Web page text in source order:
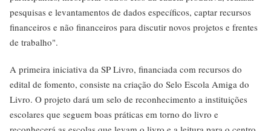
pesquisas e levantamentos de dados específicos, captar recursos
financeiros e não financeiros para discutir novos projetos e frentes
de trabalho".
A primeira iniciativa da SP Livro, financiada com recursos do
edital de fomento, consiste na criação do Selo Escola Amiga do
Livro. O projeto dará um selo de reconhecimento a instituições
escolares que seguem boas práticas em torno do livro e